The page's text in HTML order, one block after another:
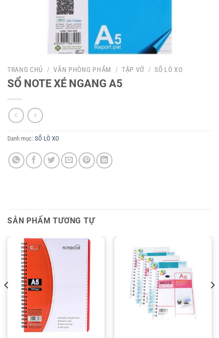
TRANG CHỦ / VĂN PHÒNG PHẨM / TẬP VỞ / SỔ LÒ XO
SỔ NOTE XÉ NGANG A5
Danh mục: SỔ LÒ XO
SẢN PHẨM TƯƠNG TỰ